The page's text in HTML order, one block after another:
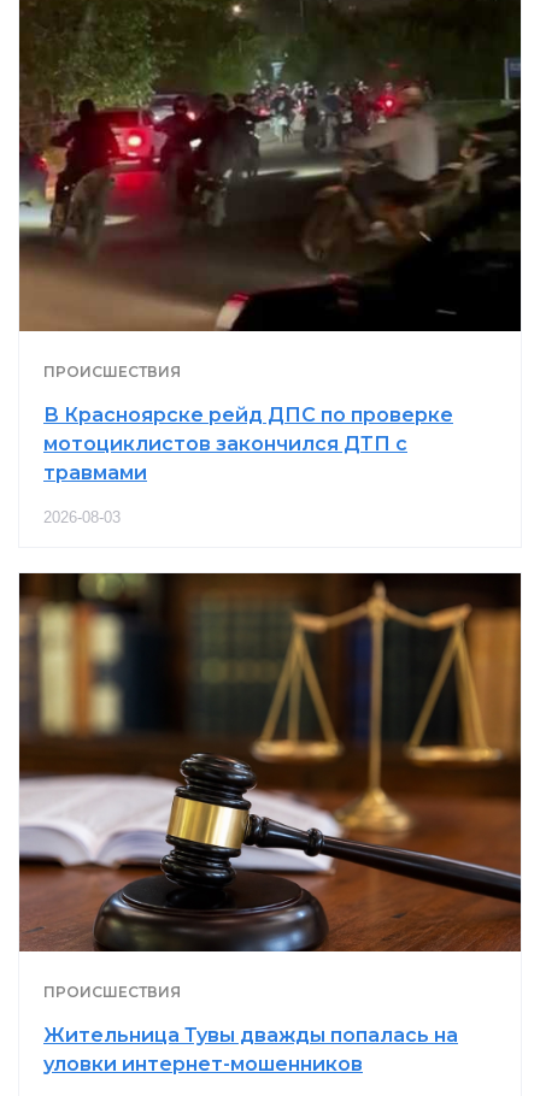
ПРОИСШЕСТВИЯ
В Красноярске рейд ДПС по проверке
мотоциклистов закончился ДТП с
травмами
2026-08-03
ПРОИСШЕСТВИЯ
Жительница Тувы дважды попалась на
уловки интернет-мошенников